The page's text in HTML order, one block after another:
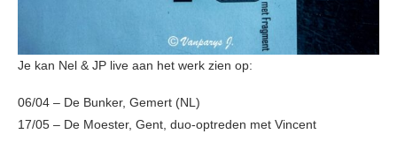
Je kan Nel & JP live aan het werk zien op:
06/04 – De Bunker, Gemert (NL)
17/05 – De Moester, Gent, duo-optreden met Vincent